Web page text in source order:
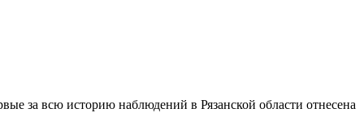
за всю историю наблюдений в Рязанской области отнесена